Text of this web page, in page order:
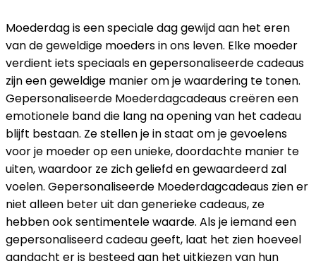
Moederdag is een speciale dag gewijd aan het eren
van de geweldige moeders in ons leven. Elke moeder
verdient iets speciaals en gepersonaliseerde cadeaus
zijn een geweldige manier om je waardering te tonen.
Gepersonaliseerde Moederdagcadeaus creëren een
emotionele band die lang na opening van het cadeau
blijft bestaan. Ze stellen je in staat om je gevoelens
voor je moeder op een unieke, doordachte manier te
uiten, waardoor ze zich geliefd en gewaardeerd zal
voelen. Gepersonaliseerde Moederdagcadeaus zien er
niet alleen beter uit dan generieke cadeaus, ze
hebben ook sentimentele waarde. Als je iemand een
gepersonaliseerd cadeau geeft, laat het zien hoeveel
aandacht er is besteed aan het uitkiezen van hun